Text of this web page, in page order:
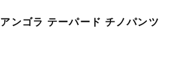
ンゴラ テーパード チノパンツ